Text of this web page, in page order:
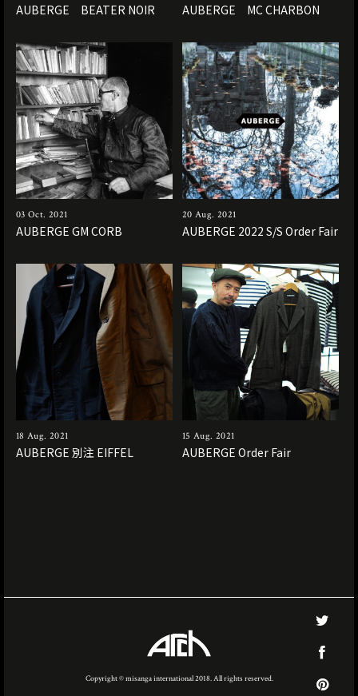
AUBERGE BEATER NOIR AUBERGE MC CHARBON
03 Oct. 2021
AUBERGE GM CORB
20 Aug. 2021
AUBERGE 2022 S/S Order Fair
18 Aug. 2021
AUBERGE 別注 EIFFEL
15 Aug. 2021
AUBERGE Order Fair
Copyright © misanga international 2018. All rights reserved.